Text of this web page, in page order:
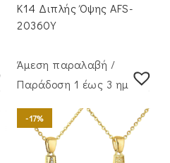
Κ14 Διπλής Όψης AFS-
20360Y
Άμεση παραλαβή /
Παράδoση 1 έως 3 ημέρες
-17%